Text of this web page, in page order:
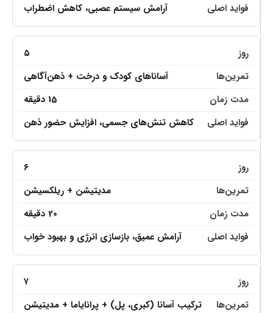
آرامش سیستم عصبی، کاهش اضطراب
۵
آساناهای کودک و درخت + ذهن‌آگاهی
15 دقیقه
کاهش تنش‌های جسمی، افزایش حضور ذهن
۶
مدیتیشن + ریلکسیشن
20 دقیقه
آرامش عمیق، بازسازی انرژی و بهبود خواب
۷
ترکیب آسانا (کبری، پل) + پرانایاما + مدیتیشن